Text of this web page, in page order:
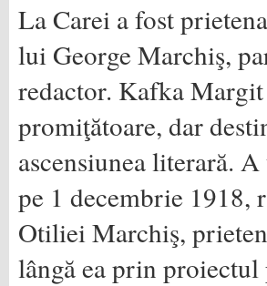
La Carei a fost
lui George Marchiş,
redactor. Kafka
promiţătoare, dar
ascensiunea literară.
pe 1 decembrie 1918,
Otiliei Marchiş,
lângă ea prin